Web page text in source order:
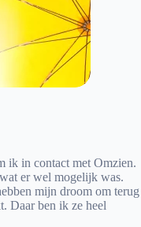
ik in contact met Omzien.
er wel mogelijk was.
mijn droom om terug
Daar ben ik ze heel